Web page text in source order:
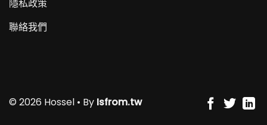
隱私政策
聯絡我們
© 2026 Hossel • By Isfrom.tw